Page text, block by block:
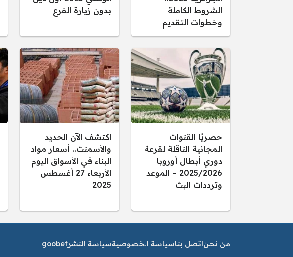
الشروط الكاملة
وخطوات التقديم
بدون زيارة الفرع
حصريًا القنوات
المجانية الناقلة لقرعة
دوري أبطال أوروبا
2025/2026 – الموعد
وترددات البث
اكتشف الآن الحديد
والأسمنت.. أسعار مواد
البناء في الأسواق اليوم
الأربعاء 27 أغسطس
2025
من نحناتصل بناسياسة الخصوصيةسياسة النشرgoobet